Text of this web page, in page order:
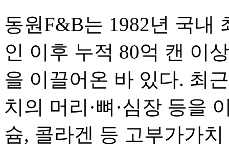
동원F&B는 1982년 국내
인 이후 누적 80억 캔 이
을 이끌어온 바 있다. 최
치의 머리·뼈·심장 등을
슘, 콜라겐 등 고부가가